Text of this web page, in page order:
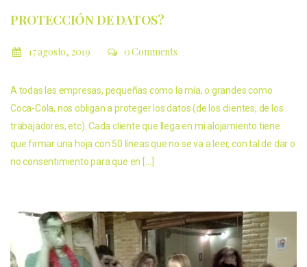
PROTECCIÓN DE DATOS?
17 agosto, 2019 0 Comments
A todas las empresas, pequeñas como la mía, o grandes como
Coca-Cola, nos obligan a proteger los datos (de los clientes, de los
trabajadores, etc). Cada cliente que llega en mi alojamiento tiene
que firmar una hoja con 50 líneas que no se va a leer, con tal de dar o
no consentimiento para que en […]